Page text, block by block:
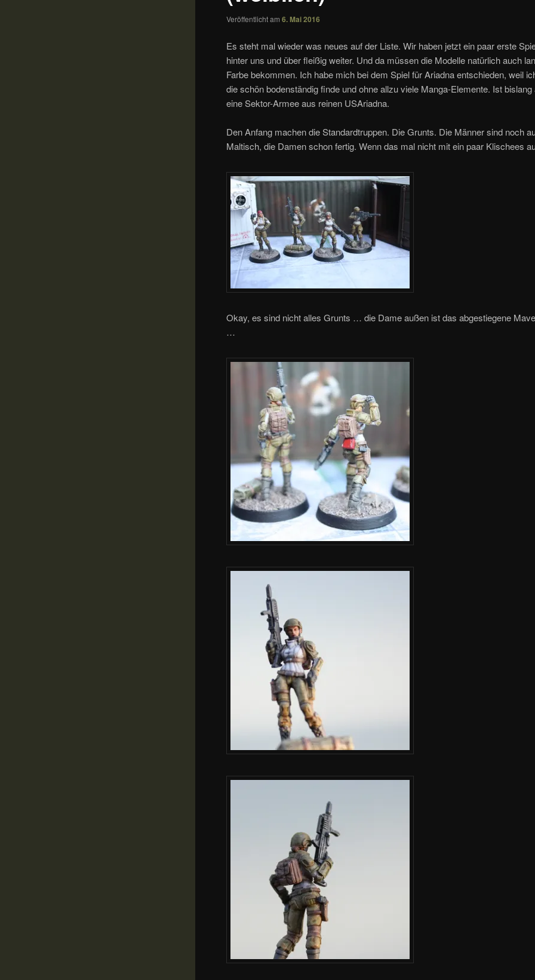
Veröffentlicht am6. Mai 2016
Es steht mal wieder was neues auf der Liste. Wir haben jetzt ein paar erste
hinter uns und über fleißig weiter. Und da müssen die Modelle natürlich auch
Farbe bekommen. Ich habe mich bei dem Spiel für Ariadna entschieden, weil
die schön bodenständig finde und ohne allzu viele Manga-Elemente. Ist bislang
eine Sektor-Armee aus reinen USAriadna.
Den Anfang machen die Standardtruppen. Die Grunts. Die Männer sind noch
Maltisch, die Damen schon fertig. Wenn das mal nicht mit ein paar Klischees
Okay, es sind nicht alles Grunts … die Dame außen ist das abgestiegene
…